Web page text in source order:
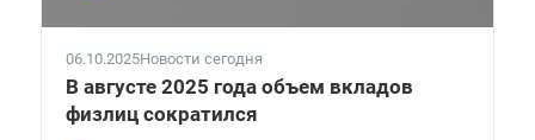
06.10.2025Новости сегодня
В августе 2025 года объем вкладов
физлиц сократился